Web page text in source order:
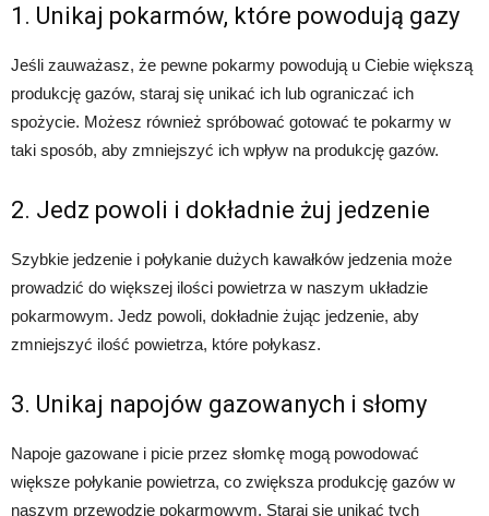
1. Unikaj pokarmów, które powodują gazy
Jeśli zauważasz, że pewne pokarmy powodują u Ciebie większą
produkcję gazów, staraj się unikać ich lub ograniczać ich
spożycie. Możesz również spróbować gotować te pokarmy w
taki sposób, aby zmniejszyć ich wpływ na produkcję gazów.
2. Jedz powoli i dokładnie żuj jedzenie
Szybkie jedzenie i połykanie dużych kawałków jedzenia może
prowadzić do większej ilości powietrza w naszym układzie
pokarmowym. Jedz powoli, dokładnie żując jedzenie, aby
zmniejszyć ilość powietrza, które połykasz.
3. Unikaj napojów gazowanych i słomy
Napoje gazowane i picie przez słomkę mogą powodować
większe połykanie powietrza, co zwiększa produkcję gazów w
naszym przewodzie pokarmowym. Staraj się unikać tych